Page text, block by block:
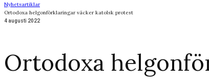
Nyhetsartiklar
Ortodoxa helgonförklaringar väcker katolsk protest
4 augusti 2022
Ortodoxa